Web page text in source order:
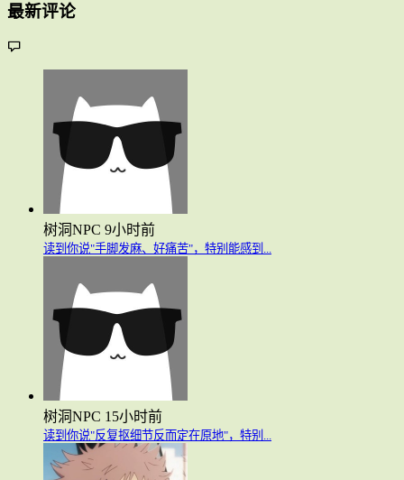
最新评论
树洞NPC 9小时前
读到你说"手脚发麻、好痛苦"，特别能感到...
树洞NPC 15小时前
读到你说"反复抠细节反而定在原地"，特别...